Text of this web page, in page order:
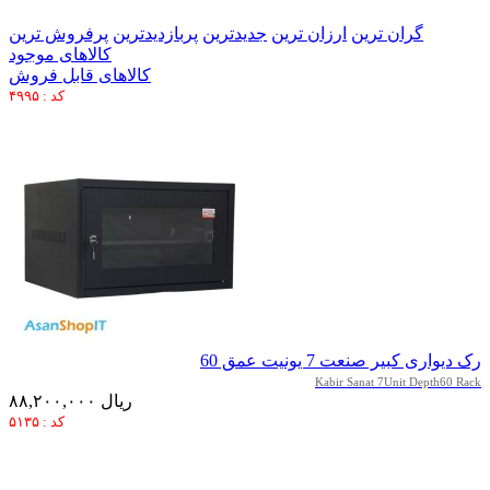
گران ترین ارزان ترین جدیدترین پربازدیدترین پرفروش ترین
کالاهای موجود
کالاهای قابل فروش
کد : ۴۹۹۵
رک دیواری کبیر صنعت 7 یونیت عمق 60
Kabir Sanat 7Unit Depth60 Rack
۸۸,۲۰۰,۰۰۰ ریال
کد : ۵۱۳۵